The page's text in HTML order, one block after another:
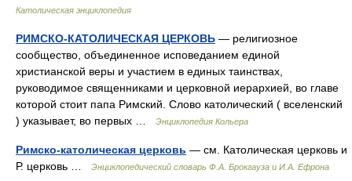
Католическая энциклопедия
РИМСКО-КАТОЛИЧЕСКАЯ ЦЕРКОВЬ — религиозное
сообщество, объединенное исповеданием единой
христианской веры и участием в единых таинствах,
руководимое священниками и церковной иерархией, во главе
которой стоит папа Римский. Слово католический ( вселенский
) указывает, во первых …
Энциклопедия Кольера
Римско-католическая церковь — см. Католическая церковь и
Р. церковь …
Энциклопедический словарь Ф.А. Брокгауза и И.А. Ефрона